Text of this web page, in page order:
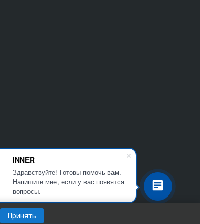
INNER
Здравствуйте! Готовы помочь вам.
Напишите мне, если у вас появятся
вопросы.
Принять